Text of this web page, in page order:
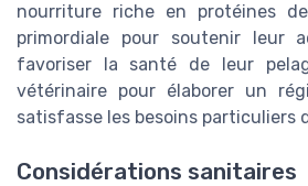
nourriture riche en protéines
primordiale pour soutenir leur
favoriser la santé de leur
vétérinaire pour élaborer un
satisfasse les besoins particuliers
Considérations sanitaires